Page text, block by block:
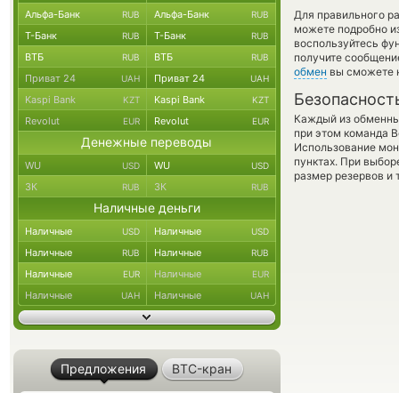
Для правильного
можете подробно
воспользуйтесь
получите
обмен вы сможете
Каждый из
при этом команда
Использование
пунктах. При
размер резервов и
Альфа-Банк RUB Альфа-Банк RUB
Т-Банк RUB Т-Банк RUB
ВТБ RUB ВТБ RUB
Приват 24 UAH Приват 24 UAH
Kaspi Bank KZT Kaspi Bank KZT
Revolut EUR Revolut EUR
Денежные переводы
WU USD WU USD
ЗК RUB ЗК RUB
Наличные деньги
Наличные USD Наличные USD
Наличные RUB Наличные RUB
Наличные EUR Наличные EUR
Наличные UAH Наличные UAH
Предложения BTC-кран